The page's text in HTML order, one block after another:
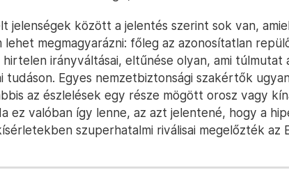
jelenségek között a jelentés szerint sok van,
lehet megmagyarázni: főleg az azonosítatlan
hirtelen irányváltásai, eltűnése olyan, ami túlmutat
tudáson. Egyes nemzetbiztonsági szakértők
az észlelések egy része mögött orosz vagy
ez valóban így lenne, az azt jelentené, hogy a
szuperhatalmi riválisai megelőzték az